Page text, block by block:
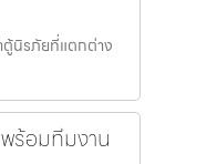
ตู้นิรภัยที่แตกต่าง
ร้อมทีมงาน